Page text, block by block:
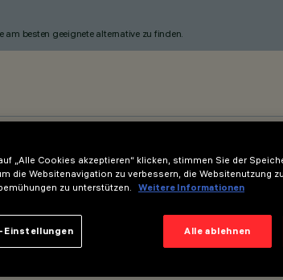
besten geeignete alternative zu finden.
„Alle Cookies akzeptieren“ klicken, stimmen Sie der
die Websitenavigation zu verbessern, die Websitenutzung
zu unterstützen.
Weitere Informationen
Alle ablehnen
Einstellungen